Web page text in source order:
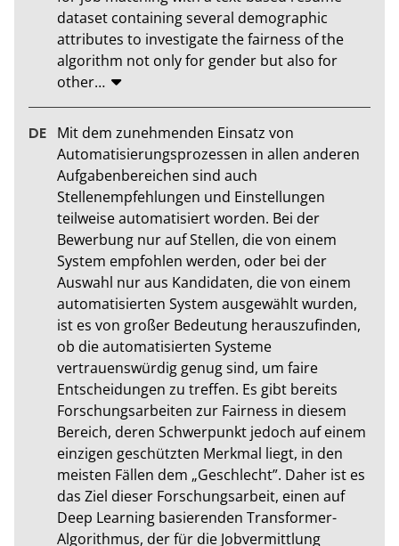
dataset containing several demographic
attributes to investigate the fairness of the
algorithm not only for gender but also for
other…
Mit dem zunehmenden Einsatz von
Automatisierungsprozessen in allen anderen
Aufgabenbereichen sind auch
Stellenempfehlungen und Einstellungen
teilweise automatisiert worden. Bei der
Bewerbung nur auf Stellen, die von einem
System empfohlen werden, oder bei der
Auswahl nur aus Kandidaten, die von einem
automatisierten System ausgewählt wurden,
ist es von großer Bedeutung herauszufinden,
ob die automatisierten Systeme
vertrauenswürdig genug sind, um faire
Entscheidungen zu treffen. Es gibt bereits
Forschungsarbeiten zur Fairness in diesem
Bereich, deren Schwerpunkt jedoch auf einem
einzigen geschützten Merkmal liegt, in den
meisten Fällen dem „Geschlecht”. Daher ist es
das Ziel dieser Forschungsarbeit, einen auf
Deep Learning basierenden Transformer-
Algorithmus, der für die Jobvermittlung